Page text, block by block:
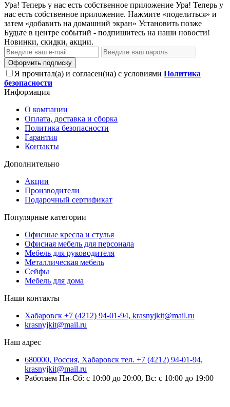
Ура! Теперь у нас есть собственное приложение Ура! Теперь у
нас есть собственное приложение. Нажмите «поделиться» и
затем «добавить на домашний экран» Установить позже
Будьте в центре событий - подпишитесь на наши новости!
Новинки, скидки, акции.
Оформить подписку
Я прочитал(а) и согласен(на) с условиями Политика
безопасности
Информация
О компании
Оплата, доставка и сборка
Политика безопасности
Гарантия
Контакты
Дополнительно
Акции
Производители
Подарочный сертификат
Популярные категории
Офисные кресла и стулья
Офисная мебель для персонала
Мебель для руководителя
Металлическая мебель
Сейфы
Мебель для дома
Наши контакты
Хабаровск +7 (4212) 94-01-94, krasnyjkit@mail.ru
krasnyjkit@mail.ru
Наш адрес
680000, Россия, Хабаровск тел. +7 (4212) 94-01-94,
krasnyjkit@mail.ru
Работаем Пн-Сб: с 10:00 до 20:00, Вс: с 10:00 до 19:00